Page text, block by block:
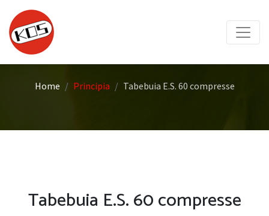
Home Principia Tabebuia E.S. 60 compresse
Tabebuia E.S. 60 compresse